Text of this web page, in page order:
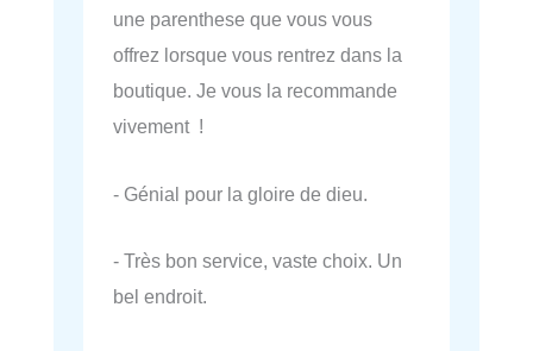
une parenthese que vous vous
offrez lorsque vous rentrez dans la
boutique. Je vous la recommande
vivement !
- Génial pour la gloire de dieu.
- Très bon service, vaste choix. Un
bel endroit.